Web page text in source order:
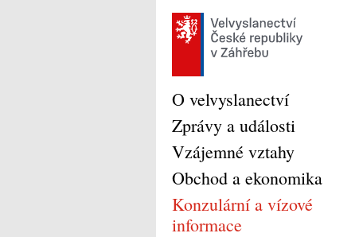
O velvyslanectví
Zprávy a události
Vzájemné vztahy
Obchod a ekonomika
Konzulární a vízové
informace